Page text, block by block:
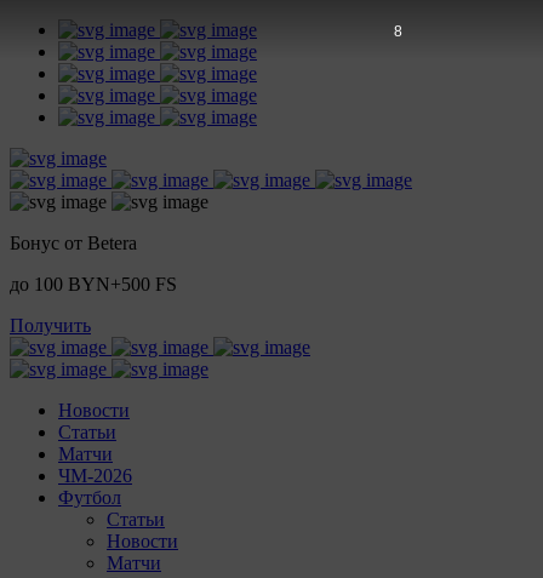
Бонус от Betera
до 100 BYN+500 FS
Получить
Новости
Статьи
Матчи
ЧМ-2026
Футбол
Статьи
Новости
Матчи
6